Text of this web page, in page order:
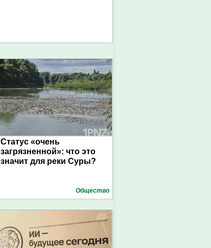
Статус «очень
загрязненной»: что это
значит для реки Суры?
Общество